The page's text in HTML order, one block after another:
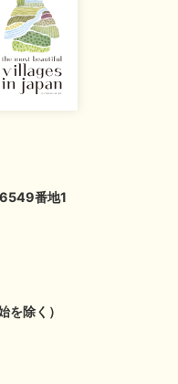
番地1
を除く）